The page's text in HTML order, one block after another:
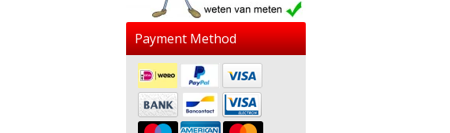
Payment Method